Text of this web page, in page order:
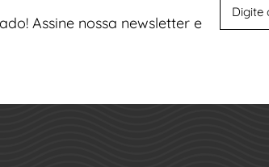
Assine nossa newsletter e